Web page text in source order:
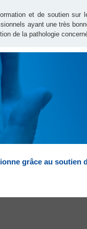
et de soutien
ayant une très
de la pathologie
grâce au soutien